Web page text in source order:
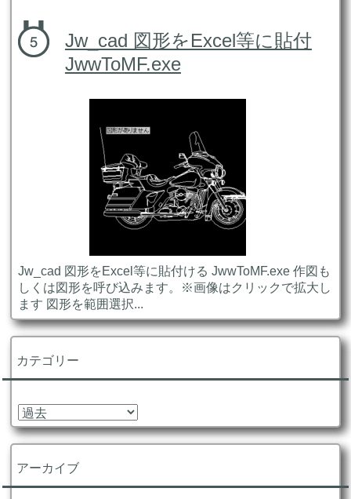
Jw_cad 図形をExcel等に貼付
JwwToMF.exe
Jw_cad 図形をExcel等に貼付ける JwwToMF.exe 作図も
しくは図形を呼び込みます。※画像はクリックで拡大し
ます 図形を範囲選択...
カテゴリー
カ
テ
ゴ
ー
アーカイブ